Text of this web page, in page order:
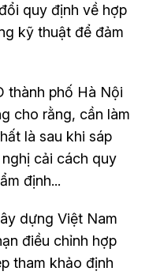
quy định về hợp
kỹ thuật để đảm
thành phố Hà Nội
cho rằng, cần làm
là sau khi sáp
cải cách quy
định...
dựng Việt Nam
điều chỉnh hợp
tham khảo định